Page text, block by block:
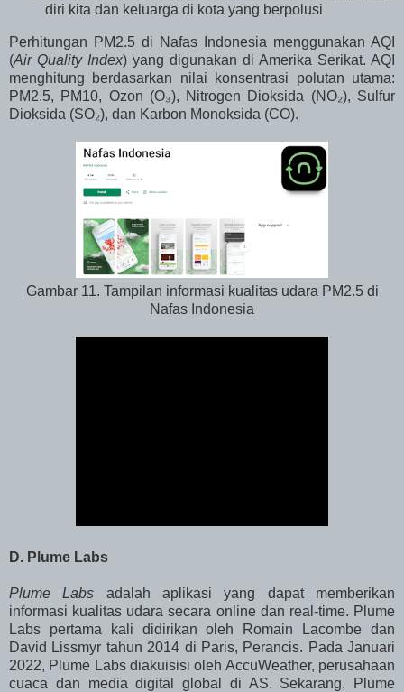
diri kita dan keluarga di kota yang berpolusi
Perhitungan PM2.5 di Nafas Indonesia menggunakan AQI
(Air Quality Index) yang digunakan di Amerika Serikat. AQI
menghitung berdasarkan nilai konsentrasi polutan utama:
PM2.5, PM10, Ozon (O₃), Nitrogen Dioksida (NO₂), Sulfur
Dioksida (SO₂), dan Karbon Monoksida (CO).
Gambar 11. Tampilan informasi kualitas udara PM2.5 di
Nafas Indonesia
D. Plume Labs
Plume Labs adalah aplikasi yang dapat memberikan
informasi kualitas udara secara online dan real-time. Plume
Labs pertama kali didirikan oleh Romain Lacombe dan
David Lissmyr tahun 2014 di Paris, Perancis. Pada Januari
2022, Plume Labs diakuisisi oleh AccuWeather, perusahaan
cuaca dan media digital global di AS. Sekarang, Plume